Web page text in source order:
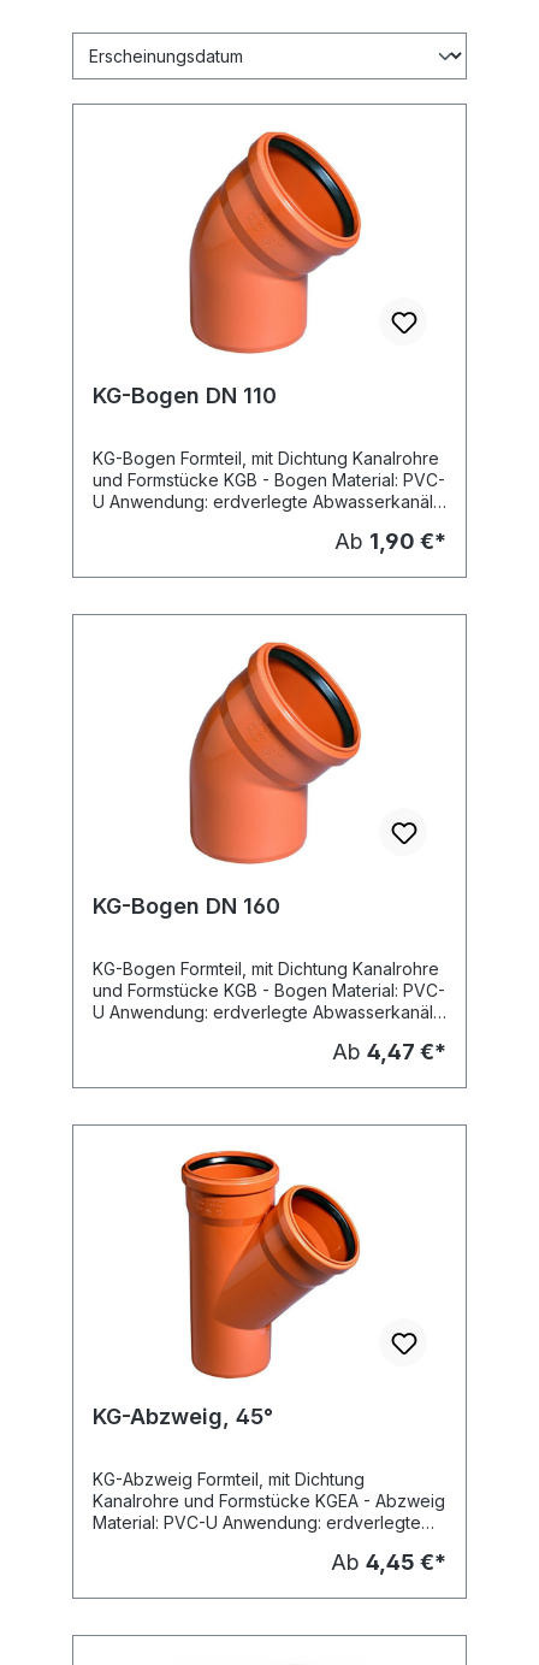
KG-Bogen DN 110
KG-Bogen Formteil, mit Dichtung Kanalrohre
und Formstücke KGB - Bogen Material: PVC-
U Anwendung: erdverlegte Abwasserkanäle
Regenwasserleitung Dichtung: eingelegte
Ostendorf
Ab 1,90 €*
KG-Bogen DN 160
KG-Bogen Formteil, mit Dichtung Kanalrohre
und Formstücke KGB - Bogen Material: PVC-
U Anwendung: erdverlegte Abwasserkanäle
Regenwasserleitung Dichtung: eingelegte
Ostendorf
Ab 4,47 €*
KG-Abzweig, 45°
KG-Abzweig Formteil, mit Dichtung
Kanalrohre und Formstücke KGEA - Abzweig
Material: PVC-U Anwendung: erdverlegte
orangebraun (RAL 8023) Hersteller:
Ab 4,45 €*